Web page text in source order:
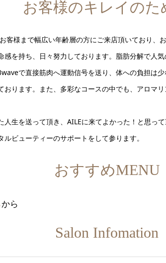
お客様のキレイのた
客様まで幅広い年齢層の方にご来店頂いており、
を持ち、日々努力しております。脂肪分解で人
で直接筋肉へ運動信号を送り、体への負担は
おります。また、多彩なコースの中でも、アロマ
人生を送って頂き、AILEに来てよかった！と思っ
ビューティーのサポートをして参ります。
おすすめMENU
から
Salon Infomation